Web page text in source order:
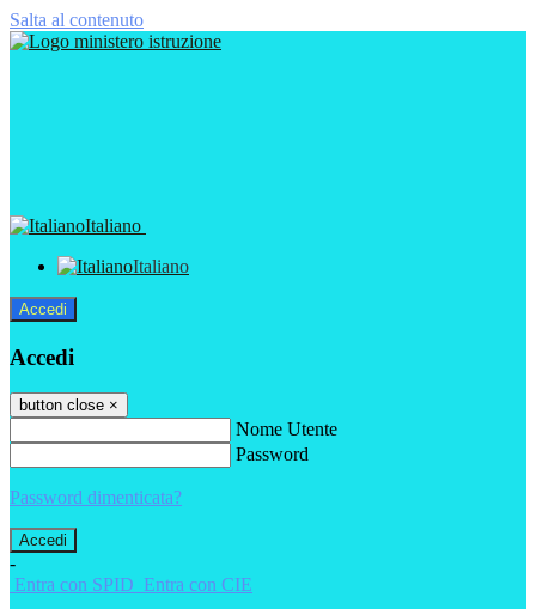
Salta al contenuto
Italiano
Italiano
Accedi
Accedi
button close ×
Nome Utente
Password
Password dimenticata?
-
Entra con SPID Entra con CIE